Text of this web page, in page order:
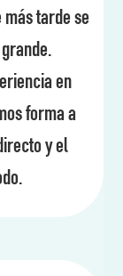
más tarde se
en
forma a
y el